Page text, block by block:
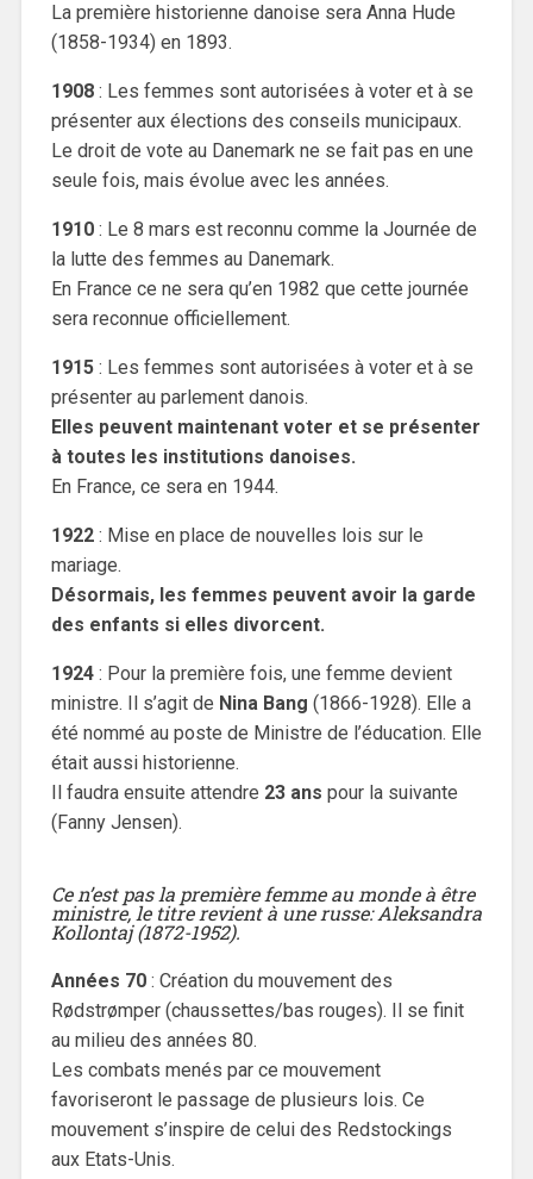
La première historienne danoise sera Anna Hude
(1858-1934) en 1893.
1908: Les femmes sont autorisées à voter et à se
présenter aux élections des conseils municipaux.
Le droit de vote au Danemark ne se fait pas en une
seule fois, mais évolue avec les années.
1910: Le 8 mars est reconnu comme la Journée de
la lutte des femmes au Danemark.
En France ce ne sera qu’en 1982 que cette journée
sera reconnue officiellement.
1915: Les femmes sont autorisées à voter et à se
présenter au parlement danois.
Elles peuvent maintenant voter et se présenter
à toutes les institutions danoises.
En France, ce sera en 1944.
1922: Mise en place de nouvelles lois sur le
mariage.
Désormais, les femmes peuvent avoir la garde
des enfants si elles divorcent.
1924: Pour la première fois, une femme devient
ministre. Il s’agit de Nina Bang (1866-1928). Elle a
été nommé au poste de Ministre de l’éducation. Elle
était aussi historienne.
Il faudra ensuite attendre 23 ans pour la suivante
(Fanny Jensen).
Ce n’est pas la première femme au monde à être
ministre, le titre revient à une russe: Aleksandra
Kollontaj (1872-1952).
Années 70: Création du mouvement des
Rødstrømper (chaussettes/bas rouges). Il se finit
au milieu des années 80.
Les combats menés par ce mouvement
favoriseront le passage de plusieurs lois. Ce
mouvement s’inspire de celui des Redstockings
aux Etats-Unis.